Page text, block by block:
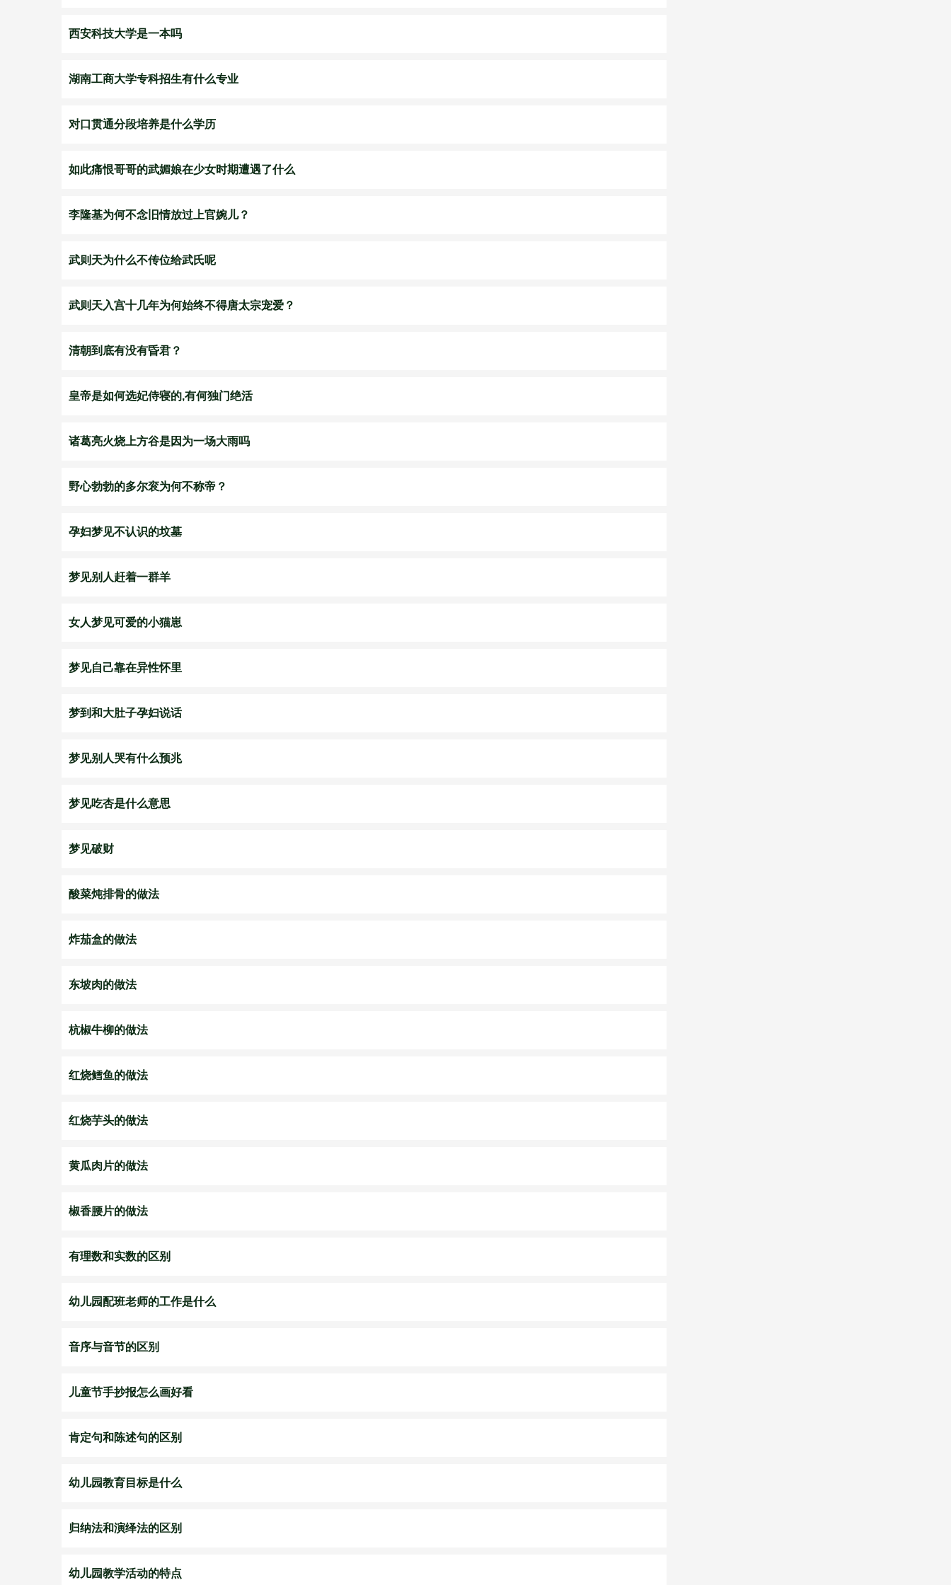
西安科技大学是一本吗
湖南工商大学专科招生有什么专业
对口贯通分段培养是什么学历
如此痛恨哥哥的武媚娘在少女时期遭遇了什么
李隆基为何不念旧情放过上官婉儿？
武则天为什么不传位给武氏呢
武则天入宫十几年为何始终不得唐太宗宠爱？
清朝到底有没有昏君？
皇帝是如何选妃侍寝的,有何独门绝活
诸葛亮火烧上方谷是因为一场大雨吗
野心勃勃的多尔衮为何不称帝？
孕妇梦见不认识的坟墓
梦见别人赶着一群羊
女人梦见可爱的小猫崽
梦见自己靠在异性怀里
梦到和大肚子孕妇说话
梦见别人哭有什么预兆
梦见吃杏是什么意思
梦见破财
酸菜炖排骨的做法
炸茄盒的做法
东坡肉的做法
杭椒牛柳的做法
红烧鳕鱼的做法
红烧芋头的做法
黄瓜肉片的做法
椒香腰片的做法
有理数和实数的区别
幼儿园配班老师的工作是什么
音序与音节的区别
儿童节手抄报怎么画好看
肯定句和陈述句的区别
幼儿园教育目标是什么
归纳法和演绎法的区别
幼儿园教学活动的特点